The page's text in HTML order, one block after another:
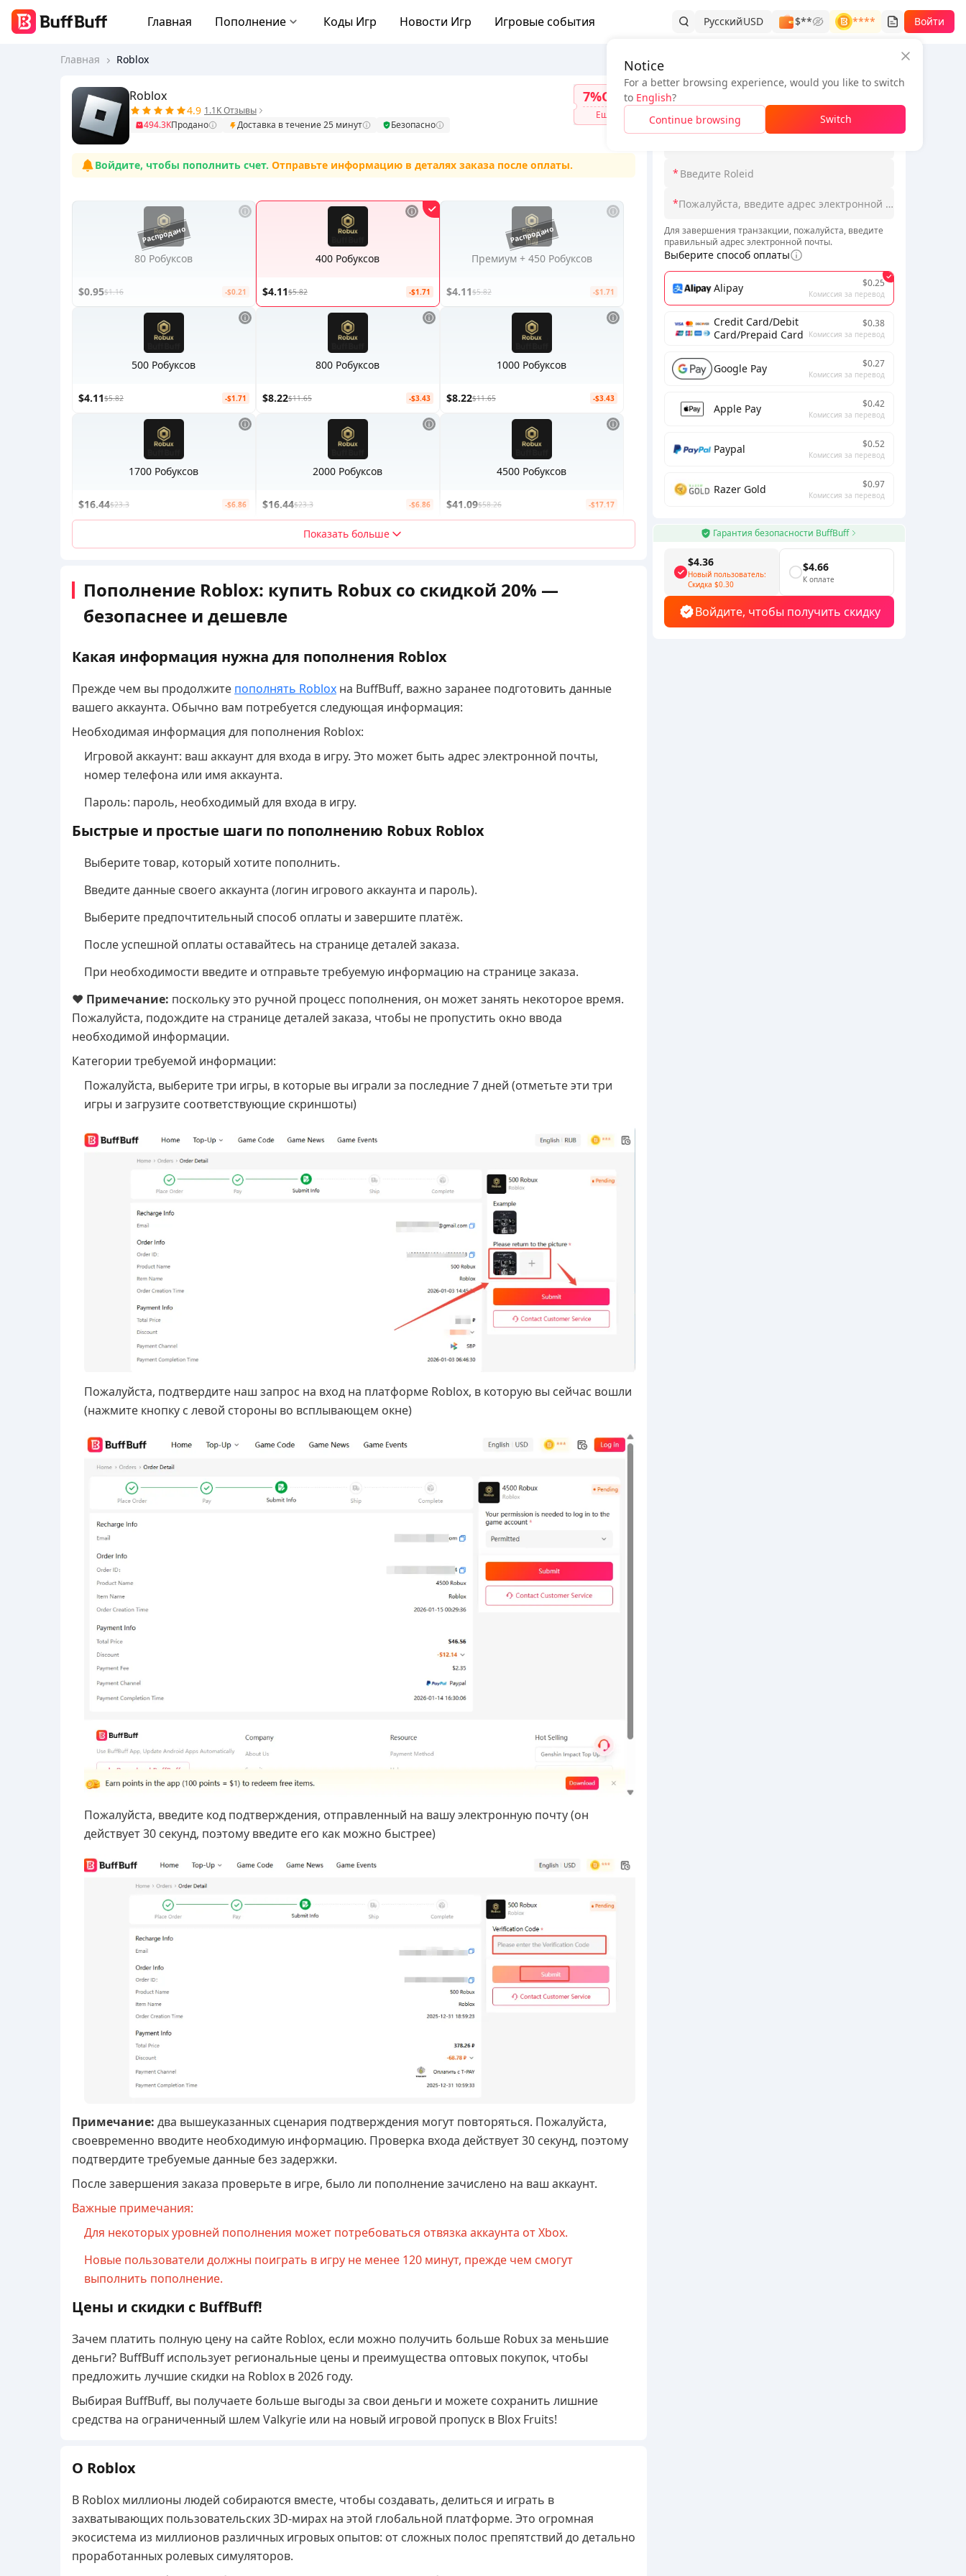
Главная Пополнение Коды Игр Новости Игр Игровые события РусскийUSD $** **** Войти
Главная Roblox
Информация о заказе
*
*
*
Для завершения транзакции, пожалуйста, введите
правильный адрес электронной почты.
Выберите способ оплаты
Alipay $0.25
Комиссия за перевод
Credit Card/Debit
Card/Prepaid Card
$0.38
Комиссия за перевод
Google Pay $0.27
Комиссия за перевод
Apple Pay $0.42
Комиссия за перевод
Paypal $0.52
Комиссия за перевод
Razer Gold $0.97
Комиссия за перевод
Гарантия безопасности BuffBuff
$4.36
Новый пользователь:
Скидка $0.30
$4.66
К оплате
Войдите, чтобы получить скидку
Roblox
4.9 1.1K Отзывы
494.3KПродано Доставка в течение 25 минут Безопасно
7%OFF
Ещё
Войдите, чтобы пополнить счет. Отправьте информацию в деталях заказа после оплаты.
80 Робуксов
$0.95$1.16 -$0.21
400 Робуксов
$4.11$5.82 -$1.71
Премиум + 450 Робуксов
$4.11$5.82 -$1.71
500 Робуксов
$4.11$5.82 -$1.71
800 Робуксов
$8.22$11.65 -$3.43
1000 Робуксов
$8.22$11.65 -$3.43
1700 Робуксов
$16.44$23.3 -$6.86
2000 Робуксов
$16.44$23.3 -$6.86
4500 Робуксов
$41.09$58.26 -$17.17
Показать больше
Пополнение Roblox: купить Robux со скидкой 20% —
безопаснее и дешевле
Какая информация нужна для пополнения Roblox
Прежде чем вы продолжите пополнять Roblox на BuffBuff, важно заранее подготовить данные
вашего аккаунта. Обычно вам потребуется следующая информация:
Необходимая информация для пополнения Roblox:
Игровой аккаунт: ваш аккаунт для входа в игру. Это может быть адрес электронной почты,
номер телефона или имя аккаунта.
Пароль: пароль, необходимый для входа в игру.
Быстрые и простые шаги по пополнению Robux Roblox
Выберите товар, который хотите пополнить.
Введите данные своего аккаунта (логин игрового аккаунта и пароль).
Выберите предпочтительный способ оплаты и завершите платёж.
После успешной оплаты оставайтесь на странице деталей заказа.
При необходимости введите и отправьте требуемую информацию на странице заказа.
❤️ Примечание: поскольку это ручной процесс пополнения, он может занять некоторое время.
Пожалуйста, подождите на странице деталей заказа, чтобы не пропустить окно ввода
необходимой информации.
Категории требуемой информации:
Пожалуйста, выберите три игры, в которые вы играли за последние 7 дней (отметьте эти три
игры и загрузите соответствующие скриншоты)
Пожалуйста, подтвердите наш запрос на вход на платформе Roblox, в которую вы сейчас вошли
(нажмите кнопку с левой стороны во всплывающем окне)
Пожалуйста, введите код подтверждения, отправленный на вашу электронную почту (он
действует 30 секунд, поэтому введите его как можно быстрее)
Примечание: два вышеуказанных сценария подтверждения могут повторяться. Пожалуйста,
своевременно вводите необходимую информацию. Проверка входа действует 30 секунд, поэтому
подтвердите требуемые данные без задержки.
После завершения заказа проверьте в игре, было ли пополнение зачислено на ваш аккаунт.
Важные примечания:
Для некоторых уровней пополнения может потребоваться отвязка аккаунта от Xbox.
Новые пользователи должны поиграть в игру не менее 120 минут, прежде чем смогут
выполнить пополнение.
Цены и скидки с BuffBuff!
Зачем платить полную цену на сайте Roblox, если можно получить больше Robux за меньшие
деньги? BuffBuff использует региональные цены и преимущества оптовых покупок, чтобы
предложить лучшие скидки на Roblox в 2026 году.
Выбирая BuffBuff, вы получаете больше выгоды за свои деньги и можете сохранить лишние
средства на ограниченный шлем Valkyrie или на новый игровой пропуск в Blox Fruits!
О Roblox
В Roblox миллионы людей собираются вместе, чтобы создавать, делиться и играть в
захватывающих пользовательских 3D-мирах на этой глобальной платформе. Это огромная
экосистема из миллионов различных игровых опытов: от сложных полос препятствий до детально
проработанных ролевых симуляторов.
Notice
For a better browsing experience, would you like to switch
to English?
Continue browsing
Switch